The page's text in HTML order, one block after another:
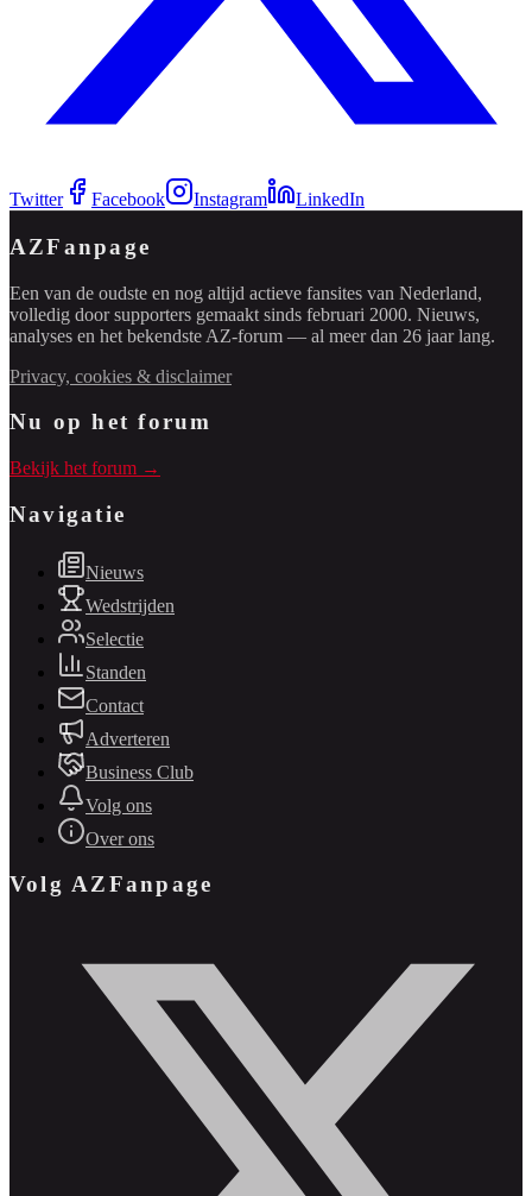
Twitter Facebook Instagram LinkedIn
AZFanpage
Een van de oudste en nog altijd actieve fansites van Nederland,
volledig door supporters gemaakt sinds februari 2000. Nieuws,
analyses en het bekendste AZ-forum — al meer dan 26 jaar lang.
Privacy, cookies & disclaimer
Nu op het forum
Bekijk het forum →
Navigatie
Nieuws
Wedstrijden
Selectie
Standen
Contact
Adverteren
Business Club
Volg ons
Over ons
Volg AZFanpage